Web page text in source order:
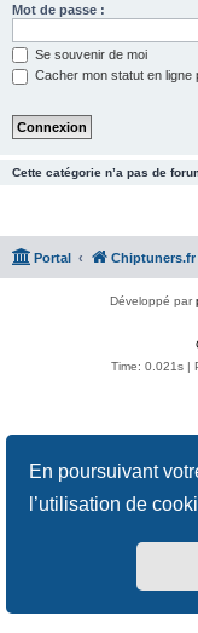
En poursuivant
l’utilisation de
Mot de passe :
Se souvenir de moi
Cacher mon statut en ligne
Cette catégorie n’a pas de
Portal Chiptuners.fr
Développé par
Time: 0.021s |